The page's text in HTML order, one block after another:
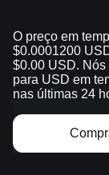
O preço em
$0.0001200
$0.00 USD.
para USD em
nas últimas 24